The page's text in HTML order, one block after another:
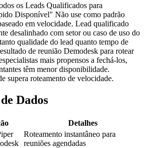
os Leads Qualificados para
Disponível" Não use como padrão
em velocidade. Lead qualificado
desalinhado com setor ou caso de uso do
qualidade do lead quanto tempo de
de reunião Demodesk para rotear
mais propensos a fechá-los,
têm menor disponibilidade.
supera roteamento de velocidade.
Dados
Detalhes
Roteamento instantâneo para
reuniões agendadas